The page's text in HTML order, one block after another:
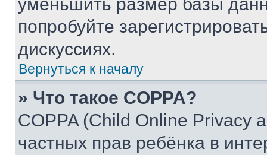
попробуйте
дискуссиях.
Вернуться к началу
» Что такое COPPA?
COPPA (Child Online Privacy
частных прав ребёнка в